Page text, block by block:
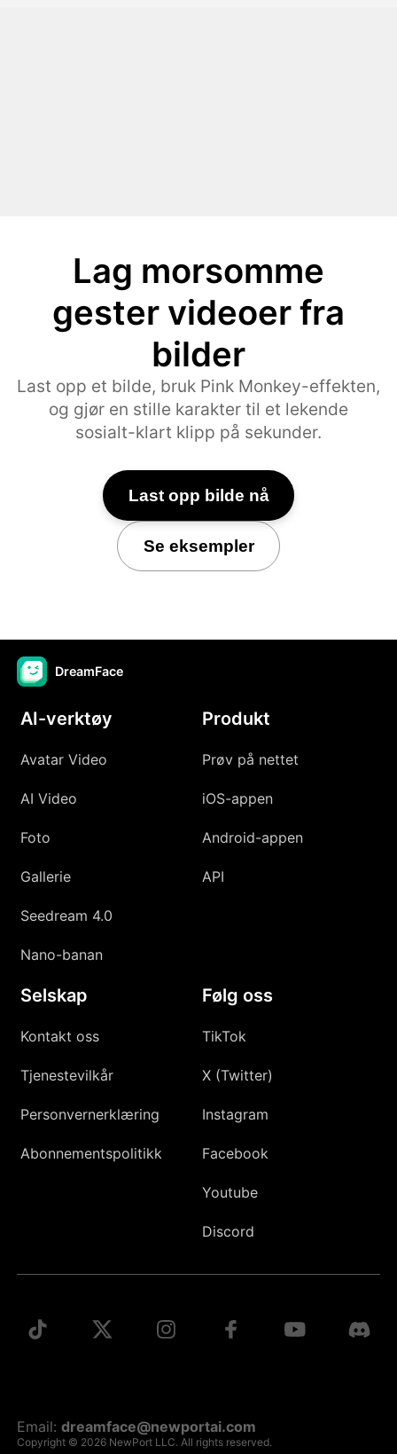
Lag morsomme
gester videoer fra
bilder
Last opp et bilde, bruk Pink Monkey-effekten,
og gjør en stille karakter til et lekende
sosialt-klart klipp på sekunder.
Last opp bilde nå
Se eksempler
DreamFace
AI-verktøy
Avatar Video
AI Video
Foto
Gallerie
Seedream 4.0
Nano-banan
Produkt
Prøv på nettet
iOS-appen
Android-appen
API
Selskap
Kontakt oss
Tjenestevilkår
Personvernerklæring
Abonnementspolitikk
Følg oss
TikTok
X (Twitter)
Instagram
Facebook
Youtube
Discord
Email:dreamface@newportai.com